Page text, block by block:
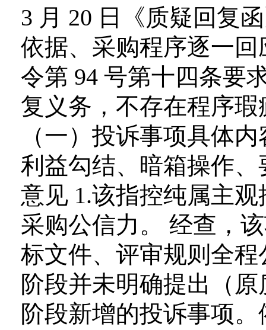
3 月 20 日《质疑回复
依据、采购程序逐一
令第 94 号第十四条要
复义务，不存在程序
（一）投诉事项具体
利益勾结、暗箱操作
意见 1.该指控纯属主
采购公信力。 经查，
标文件、评审规则全
阶段并未明确提出（
阶段新增的投诉事项